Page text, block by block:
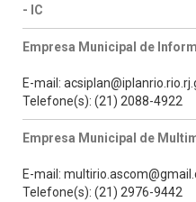
- IC
Empresa Municipal de
E-mail:
Telefone(s): (21) 2088-4922
Empresa Municipal de
E-mail:
Telefone(s): (21) 2976-9442